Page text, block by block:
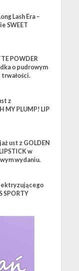
Lash Era –
SWEET
POWDER
o pudrowym
z
MY PLUMP! LIP
ust z GOLDEN
w
wydaniu.
SPORTY